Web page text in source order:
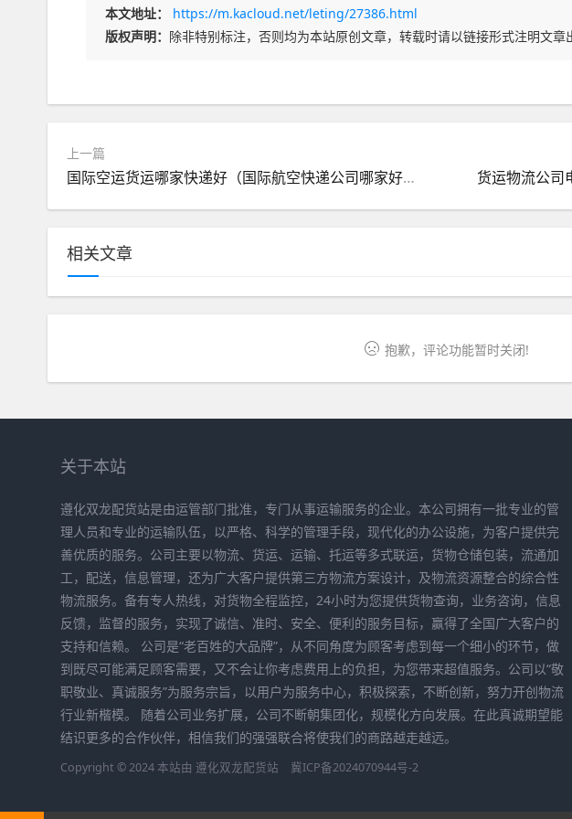
本文地址：
https://m.kacloud.net/leting/27386.html
版权声明： 除非特别标注，否则均为本站原创文章，转载时请以链接形式注明文章
上一篇
国际空运货运哪家快递好（国际航空快递公司哪家好）
相关文章
抱歉，评论功能暂时关闭!
关于本站
遵化双龙配货站是由运管部门批准，专门从事运输服务的企业。本公司拥有一批专业的管
理人员和专业的运输队伍，以严格、科学的管理手段，现代化的办公设施，为客户提供完
善优质的服务。公司主要以物流、货运、运输、托运等多式联运，货物仓储包装，流通加
工，配送，信息管理，还为广大客户提供第三方物流方案设计，及物流资源整合的综合性
物流服务。备有专人热线，对货物全程监控，24小时为您提供货物查询，业务咨询，信息
反馈，监督的服务，实现了诚信、准时、安全、便利的服务目标，赢得了全国广大客户的
支持和信赖。 公司是“老百姓的大品牌”，从不同角度为顾客考虑到每一个细小的环节，做
到既尽可能满足顾客需要，又不会让你考虑费用上的负担，为您带来超值服务。公司以“敬
职敬业、真诚服务”为服务宗旨，以用户为服务中心，积极探索，不断创新，努力开创物流
行业新楷模。 随着公司业务扩展，公司不断朝集团化，规模化方向发展。在此真诚期望能
结识更多的合作伙伴，相信我们的强强联合将使我们的商路越走越远。
Copyright © 2024 本站由 遵化双龙配货站 冀ICP备2024070944号-2